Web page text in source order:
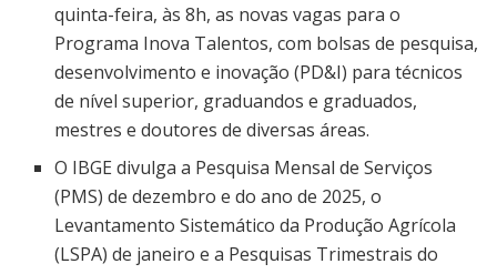
quinta-feira, às 8h, as novas vagas para o
Programa Inova Talentos, com bolsas de pesquisa,
desenvolvimento e inovação (PD&I) para técnicos
de nível superior, graduandos e graduados,
mestres e doutores de diversas áreas.
O IBGE divulga a Pesquisa Mensal de Serviços
(PMS) de dezembro e do ano de 2025, o
Levantamento Sistemático da Produção Agrícola
(LSPA) de janeiro e a Pesquisas Trimestrais do